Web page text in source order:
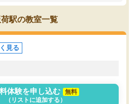
駅の教室一覧
見る
体験を申し込む
無料
（リストに追加する）